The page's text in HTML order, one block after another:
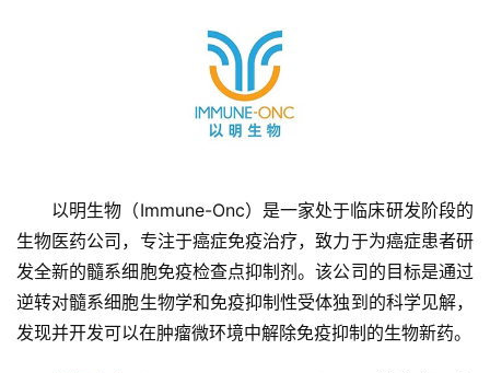
融
资
报
以明生物（Immune-Onc）是一家处于临床研发阶段的
生物医药公司，专注于癌症免疫治疗，致力于为癌症患者研
发全新的髓系细胞免疫检查点抑制剂。该公司的目标是通过
逆转对髓系细胞生物学和免疫抑制性受体独到的科学见解，
发现并开发可以在肿瘤微环境中解除免疫抑制的生物新药。